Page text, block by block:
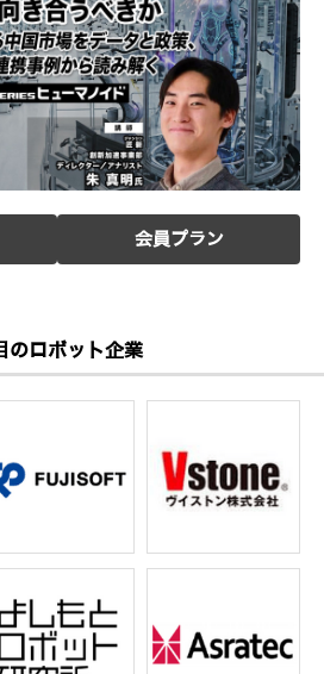
会員プラン
のロボット企業